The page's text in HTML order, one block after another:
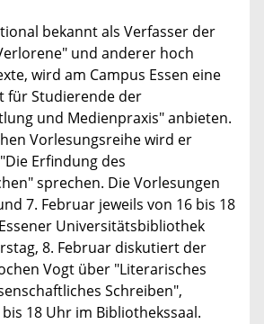
bekannt als Verfasser der
und anderer hoch
wird am Campus Essen eine
für Studierende der
und Medienpraxis" anbieten.
Vorlesungsreihe wird er
Erfindung des
sprechen. Die Vorlesungen
7. Februar jeweils von 16 bis 18
Universitätsbibliothek
8. Februar diskutiert der
Vogt über "Literarisches
Schreiben",
18 Uhr im Bibliothekssaal.